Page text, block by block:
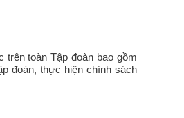
toàn Tập đoàn bao gồm
đoàn, thực hiện chính sách